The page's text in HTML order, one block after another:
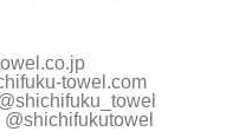
towel.com